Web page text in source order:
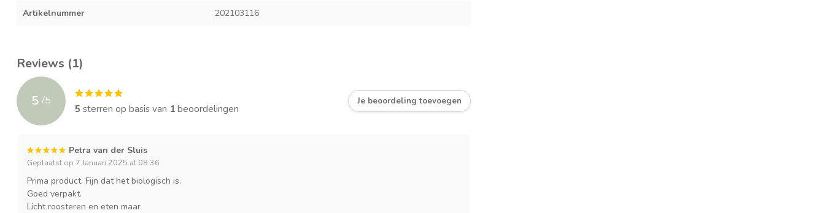
Artikelnummer 202103116
Reviews (1)
5 /5
5 sterren op basis van 1beoordelingen
Je beoordeling toevoegen
Petra van der Sluis
Geplaatst op 7 Januari 2025 at 08:36
Prima product. Fijn dat het biologisch is.
Goed verpakt.
Licht roosteren en eten maar